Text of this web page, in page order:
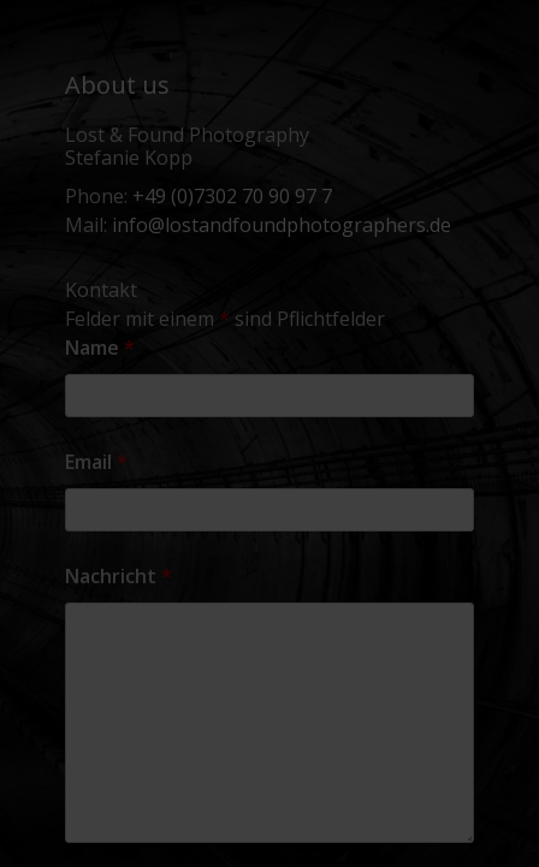
About us
Lost & Found Photography
Stefanie Kopp
Phone: +49 (0)7302 70 90 97 7
Mail: info@lostandfoundphotographers.de
Kontakt
Felder mit einem * sind Pflichtfelder
Name *
Email *
Nachricht *